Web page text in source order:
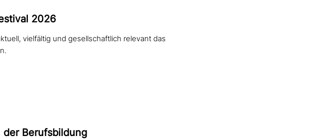
2026
vielfältig und gesellschaftlich relevant das
Berufsbildung